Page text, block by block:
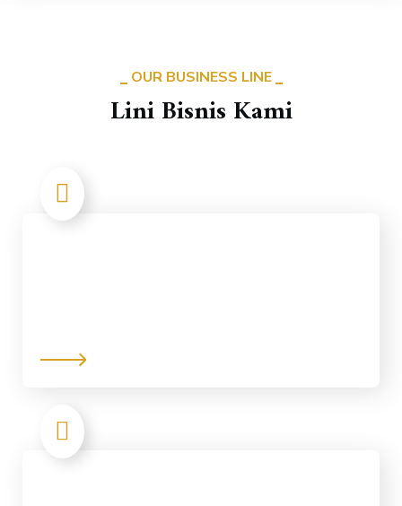
OUR BUSINESS LINE
Lini Bisnis Kami